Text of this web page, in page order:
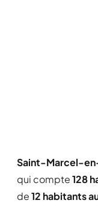
Saint-Marcel-
qui compte128
de12 habitants